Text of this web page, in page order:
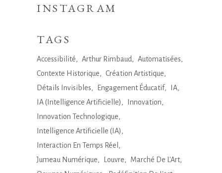
INSTAGRAM
TAGS
Accessibilité Arthur Rimbaud
Automatisées
Contexte Historique
Création Artistique
Détails Invisibles
Engagement Éducatif
IA
IA (Intelligence Artificielle)
Innovation
Innovation Technologique
Intelligence Artificielle (IA)
Interaction En Temps Réel
Jumeau Numérique
Louvre
Marché De L'Art